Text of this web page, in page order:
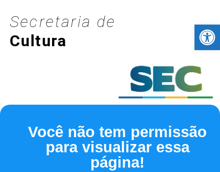
Secretaria de
Cultura
Você não tem permissão
para visualizar essa
página!
Barra de